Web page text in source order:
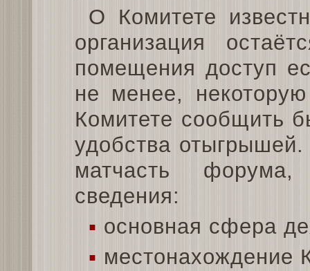
О Комитете
организация
помещения доступ
не менее,
Комитете сообщить
удобства
матчасть
сведения:
▪ основная сфера
▪ местонахождение